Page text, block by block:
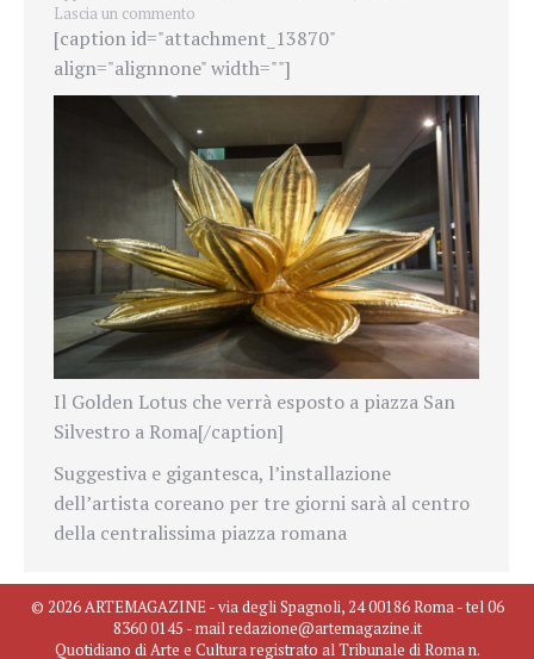
Lascia un commento
[caption id="attachment_13870"
align="alignnone" width=""]
Il Golden Lotus che verrà esposto a piazza San
Silvestro a Roma[/caption]
Suggestiva e gigantesca, l’installazione
dell’artista coreano per tre giorni sarà al centro
della centralissima piazza romana
© 2026 ARTEMAGAZINE - via degli Spagnoli, 24 00186 Roma - tel 06
8360 0145 - mail redazione@artemagazine.it
Quotidiano di Arte e Cultura registrato al Tribunale di Roma n.